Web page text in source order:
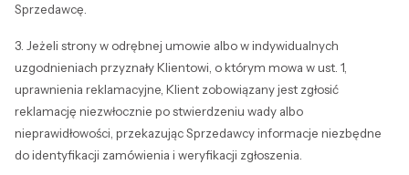
Sprzedawcę.
3. Jeżeli strony w odrębnej umowie albo w indywidualnych
uzgodnieniach przyznały Klientowi, o którym mowa w ust. 1,
uprawnienia reklamacyjne, Klient zobowiązany jest zgłosić
reklamację niezwłocznie po stwierdzeniu wady albo
nieprawidłowości, przekazując Sprzedawcy informacje niezbędne
do identyfikacji zamówienia i weryfikacji zgłoszenia.